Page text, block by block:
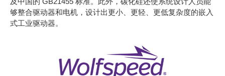
够整合驱动器和电机，设计出更小、更轻、更低复杂度的嵌入
式工业驱动器。